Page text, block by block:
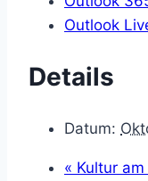
Outlook
Details
Datum:
« Kultur